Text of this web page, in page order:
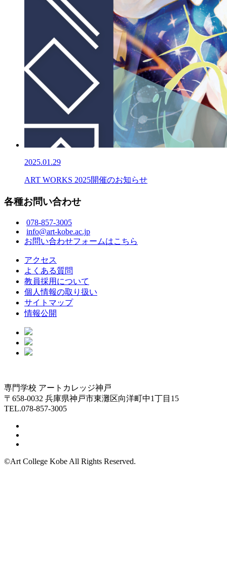
2025.01.29
ART WORKS 2025開催のお知らせ
各種お問い合わせ
078-857-3005
info@art-kobe.ac.jp
お問い合わせフォームはこちら
アクセス
よくある質問
教員採用について
個人情報の取り扱い
サイトマップ
情報公開
専門学校 アートカレッジ神戸
〒658-0032 兵庫県神戸市東灘区向洋町中1丁目15
TEL.078-857-3005
©Art College Kobe All Rights Reserved.